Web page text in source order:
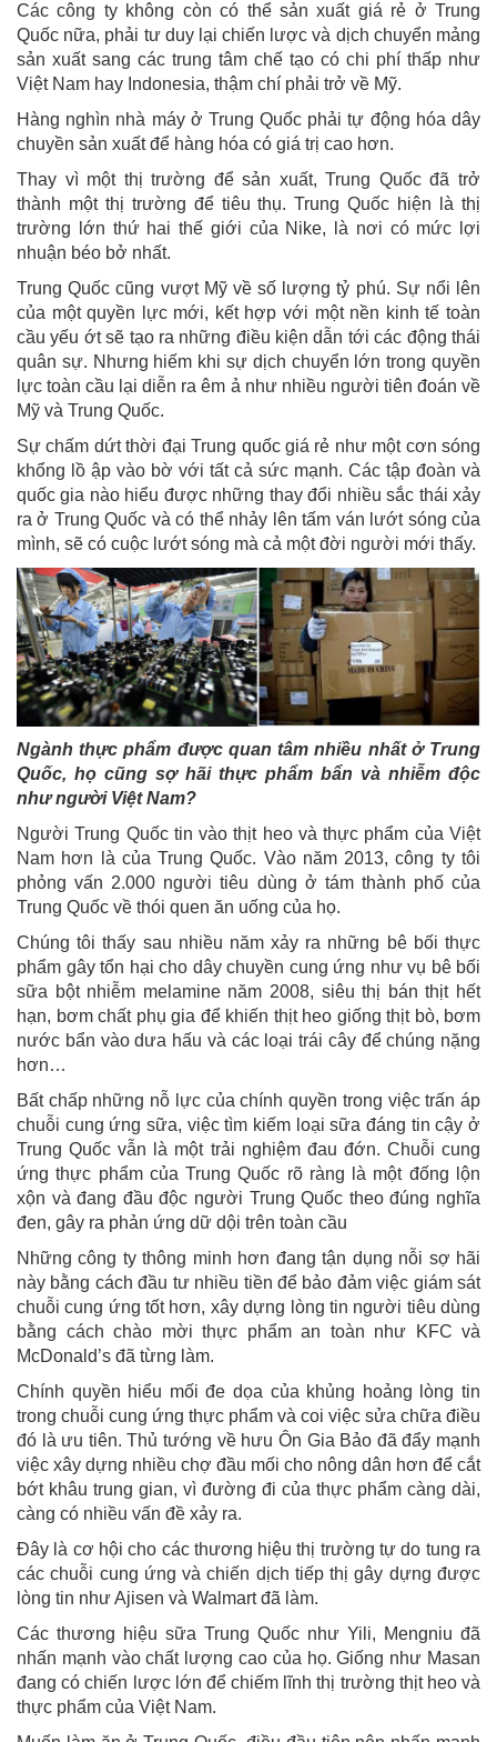
Các công ty không còn có thể sản xuất giá rẻ ở Trung
Quốc nữa, phải tư duy lại chiến lược và dịch chuyển mảng
sản xuất sang các trung tâm chế tạo có chi phí thấp như
Việt Nam hay Indonesia, thậm chí phải trở về Mỹ.
Hàng nghìn nhà máy ở Trung Quốc phải tự động hóa dây
chuyền sản xuất để hàng hóa có giá trị cao hơn.
Thay vì một thị trường để sản xuất, Trung Quốc đã trở
thành một thị trường để tiêu thụ. Trung Quốc hiện là thị
trường lớn thứ hai thế giới của Nike, là nơi có mức lợi
nhuận béo bở nhất.
Trung Quốc cũng vượt Mỹ về số lượng tỷ phú. Sự nổi lên
của một quyền lực mới, kết hợp với một nền kinh tế toàn
cầu yếu ớt sẽ tạo ra những điều kiện dẫn tới các động thái
quân sự. Nhưng hiếm khi sự dịch chuyển lớn trong quyền
lực toàn cầu lại diễn ra êm ả như nhiều người tiên đoán về
Mỹ và Trung Quốc.
Sự chấm dứt thời đại Trung quốc giá rẻ như một cơn sóng
khổng lồ ập vào bờ với tất cả sức mạnh. Các tập đoàn và
quốc gia nào hiểu được những thay đổi nhiều sắc thái xảy
ra ở Trung Quốc và có thể nhảy lên tấm ván lướt sóng của
mình, sẽ có cuộc lướt sóng mà cả một đời người mới thấy.
Ngành thực phẩm được quan tâm nhiều nhất ở Trung
Quốc, họ cũng sợ hãi thực phẩm bẩn và nhiễm độc
như người Việt Nam?
Người Trung Quốc tin vào thịt heo và thực phẩm của Việt
Nam hơn là của Trung Quốc. Vào năm 2013, công ty tôi
phỏng vấn 2.000 người tiêu dùng ở tám thành phố của
Trung Quốc về thói quen ăn uống của họ.
Chúng tôi thấy sau nhiều năm xảy ra những bê bối thực
phẩm gây tổn hại cho dây chuyền cung ứng như vụ bê bối
sữa bột nhiễm melamine năm 2008, siêu thị bán thịt hết
hạn, bơm chất phụ gia để khiến thịt heo giống thịt bò, bơm
nước bẩn vào dưa hấu và các loại trái cây để chúng nặng
hơn…
Bất chấp những nỗ lực của chính quyền trong việc trấn áp
chuỗi cung ứng sữa, việc tìm kiếm loại sữa đáng tin cậy ở
Trung Quốc vẫn là một trải nghiệm đau đớn. Chuỗi cung
ứng thực phẩm của Trung Quốc rõ ràng là một đống lộn
xộn và đang đầu độc người Trung Quốc theo đúng nghĩa
đen, gây ra phản ứng dữ dội trên toàn cầu
Những công ty thông minh hơn đang tận dụng nỗi sợ hãi
này bằng cách đầu tư nhiều tiền để bảo đảm việc giám sát
chuỗi cung ứng tốt hơn, xây dựng lòng tin người tiêu dùng
bằng cách chào mời thực phẩm an toàn như KFC và
McDonald’s đã từng làm.
Chính quyền hiểu mối đe dọa của khủng hoảng lòng tin
trong chuỗi cung ứng thực phẩm và coi việc sửa chữa điều
đó là ưu tiên. Thủ tướng về hưu Ôn Gia Bảo đã đẩy mạnh
việc xây dựng nhiều chợ đầu mối cho nông dân hơn để cắt
bớt khâu trung gian, vì đường đi của thực phẩm càng dài,
càng có nhiều vấn đề xảy ra.
Đây là cơ hội cho các thương hiệu thị trường tự do tung ra
các chuỗi cung ứng và chiến dịch tiếp thị gây dựng được
lòng tin như Ajisen và Walmart đã làm.
Các thương hiệu sữa Trung Quốc như Yili, Mengniu đã
nhấn mạnh vào chất lượng cao của họ. Giống như Masan
đang có chiến lược lớn để chiếm lĩnh thị trường thịt heo và
thực phẩm của Việt Nam.